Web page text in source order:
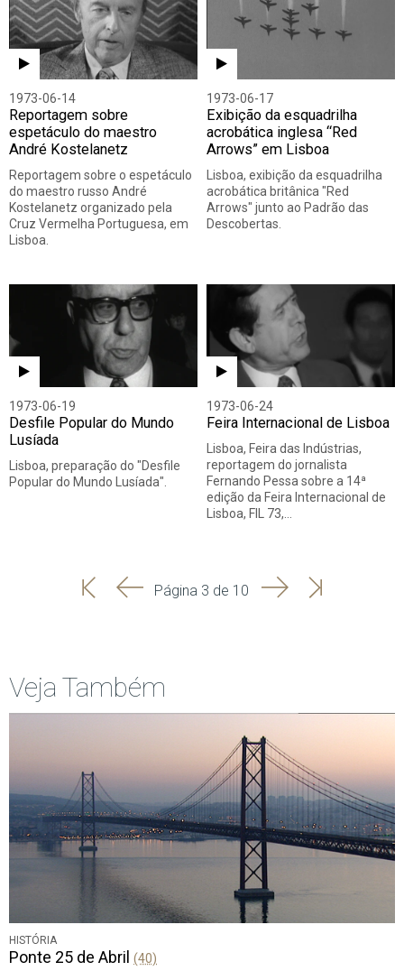
1973-06-14
Reportagem sobre
espetáculo do maestro
André Kostelanetz
Reportagem sobre o espetáculo
do maestro russo André
Kostelanetz organizado pela
Cruz Vermelha Portuguesa, em
Lisboa.
1973-06-17
Exibição da esquadrilha
acrobática inglesa “Red
Arrows” em Lisboa
Lisboa, exibição da esquadrilha
acrobática britânica "Red
Arrows" junto ao Padrão das
Descobertas.
1973-06-19
Desfile Popular do Mundo
Lusíada
Lisboa, preparação do "Desfile
Popular do Mundo Lusíada".
1973-06-24
Feira Internacional de Lisboa
Lisboa, Feira das Indústrias,
reportagem do jornalista
Fernando Pessa sobre a 14ª
edição da Feira Internacional de
Lisboa, FIL 73,…
'
'
Página 3 de 10 SeguinteÚltima
Veja Também
HISTÓRIA
Ponte 25 de Abril (40)